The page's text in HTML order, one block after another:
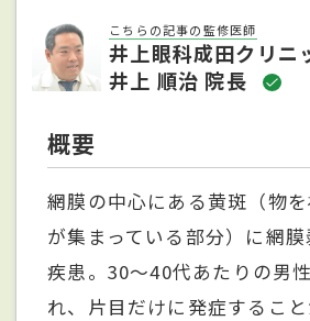
こちらの記事の監修医師
井上眼科成田クリニ
井上 順治 院長
概要
網膜の中心にある黄斑（物
が集まっている部分）に網
疾患。30～40代あたりの男
れ、片目だけに発症するこ